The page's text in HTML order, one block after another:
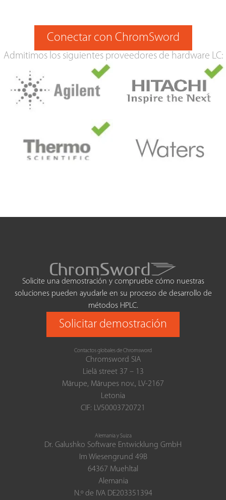
Conectar con ChromSword
Admitimos los siguientes proveedores de hardware LC:
Solicite una demostración y compruebe cómo nuestras
soluciones pueden ayudarle en su proceso de desarrollo de
métodos HPLC.
Solicitar demostración
Contactos globales de Chromsword
Chromsword SIA
Lielā street 37 – 13
Mārupe, Mārupes nov., LV-2167
Letonia
CIF: LV50003720721
Alemania y Suiza
Dr. Galushko Software Entwicklung GmbH
Im Wiesengrund 49B
64367 Muehltal
Alemania
N.º de IVA DE203351394